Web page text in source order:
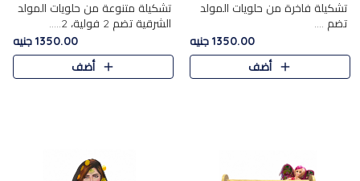
تشكيلة فاخرة من حلويات المولد
تضم ....
1350.00 جنيه
أضف
تشكيلة متنوعة من حلويات المولد
الشرقية تضم 2 فولية، 2.....
1350.00 جنيه
أضف